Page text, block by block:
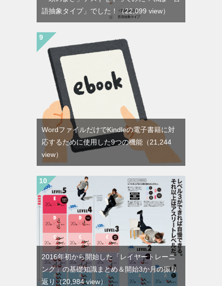
語抽象タイプ」でした！ （22,099 view）
WordファイルだけでKindleの電子書籍に対
応するために使用した9つの機能 （21,244
view）
2016年初から開始した「レイヤートレーニ
ング」の基礎知識まとめ＆開始3か月の振り
返り（20,984 view）